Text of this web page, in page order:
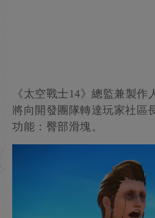
《太空戰士14》總監兼製作
將向開發團隊轉達玩家社區
功能：臀部滑塊。